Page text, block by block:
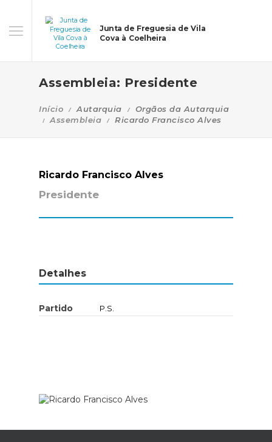
Junta de Freguesia de Vila
Cova à Coelheira
Assembleia: Presidente
Início Autarquia
Orgãos da Autarquia
Assembleia
Ricardo Francisco Alves
Ricardo Francisco Alves
Presidente
Detalhes
Partido P.S.